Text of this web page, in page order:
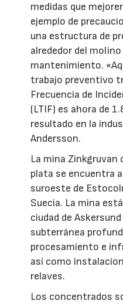
medidas que
ejemplo de
una estructura de
alrededor del
mantenimiento.
trabajo preventivo
Frecuencia de
(LTIF) es ahora de
resultado en la
Andersson.
La mina Zinkgruvan
plata se encuentra
suroeste de
Suecia. La mina
ciudad de
subterránea
procesamiento e
así como
relaves.
Los concentrados